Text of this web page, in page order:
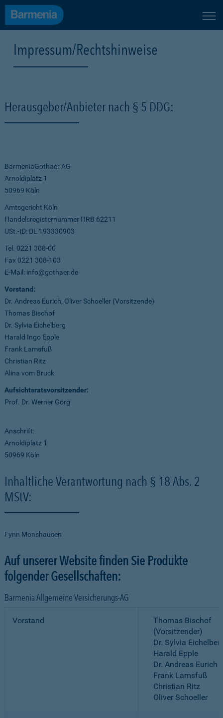
Impressum/Rechtshinweise
Herausgeber/Anbieter nach § 5 DDG:
BarmeniaGothaer AG
Arnoldiplatz 1
50969 Köln
Amtsgericht Köln
Handelsregisternummer HRB 62211
USt.-ID: DE 193330903
Tel. 0221 308-00
Fax 0221 308-103
E-Mail: info@gothaer.de
Vorstand:
Dr. Andreas Eurich, Oliver Schoeller (Vorsitzende)
Thomas Bischof
Dr. Sylvia Eichelberg
Harald Ingo Epple
Frank Lamsfuß
Christian Ritz
Alina vom Bruck
Aufsichtsratsvorsitzender:
Prof. Dr. Werner Görg
Anschrift:
Arnoldiplatz 1
50969 Köln
Inhaltliche Verantwortung nach § 18 Abs. 2
MStV:
Fynn Monshausen
Auf unserer Website finden Sie Produkte
folgender Gesellschaften:
Barmenia Allgemeine Versicherungs-AG
Vorstand
Thomas Bischof
(Vorsitzender)
Dr. Sylvia
Harald Epple
Dr. Andreas Eurich
Frank Lamsfuß
Christian Ritz
Oliver Schoeller